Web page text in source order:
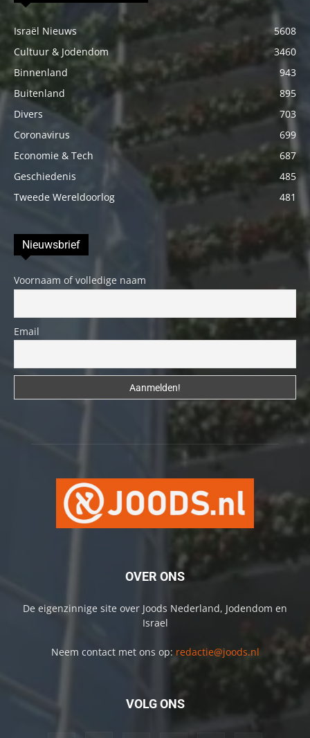
Israël Nieuws
5608
Cultuur & Jodendom
3460
Binnenland
943
Buitenland
895
Divers
703
Coronavirus
699
Economie & Tech
687
Geschiedenis
485
Tweede Wereldoorlog
481
Nieuwsbrief
Voornaam of volledige naam
Email
OVER ONS
De eigenzinnige site over Joods Nederland, Jodendom en
Israel
Neem contact met ons op: redactie@joods.nl
VOLG ONS